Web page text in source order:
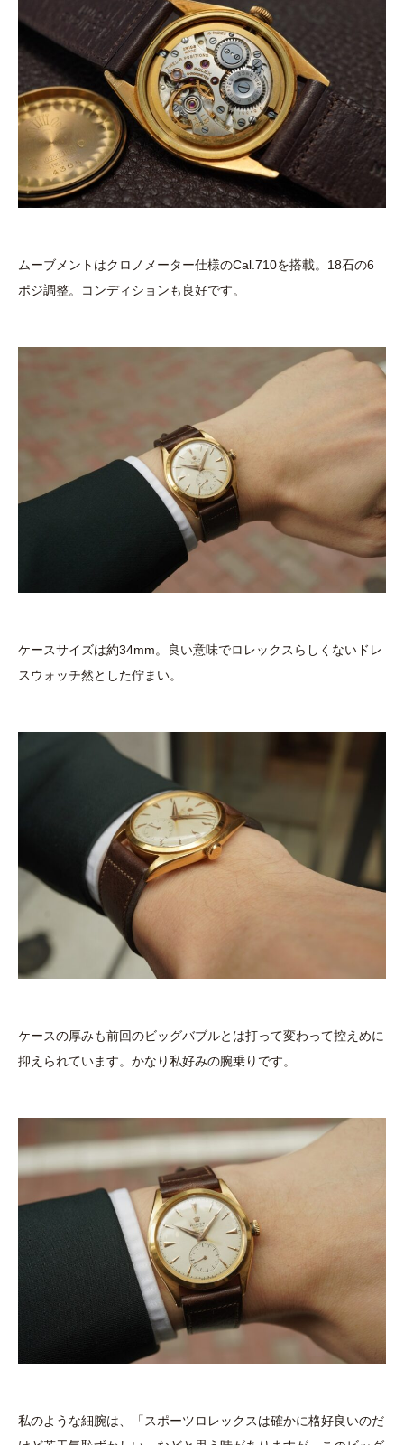
ムーブメントはクロノメーター仕様のCal.710を搭載。18石の6
ポジ調整。コンディションも良好です。
ケースサイズは約34mm。良い意味でロレックスらしくないドレ
スウォッチ然とした佇まい。
ケースの厚みも前回のビッグバブルとは打って変わって控えめに
抑えられています。かなり私好みの腕乗りです。
私のような細腕は、「スポーツロレックスは確かに格好良いのだ